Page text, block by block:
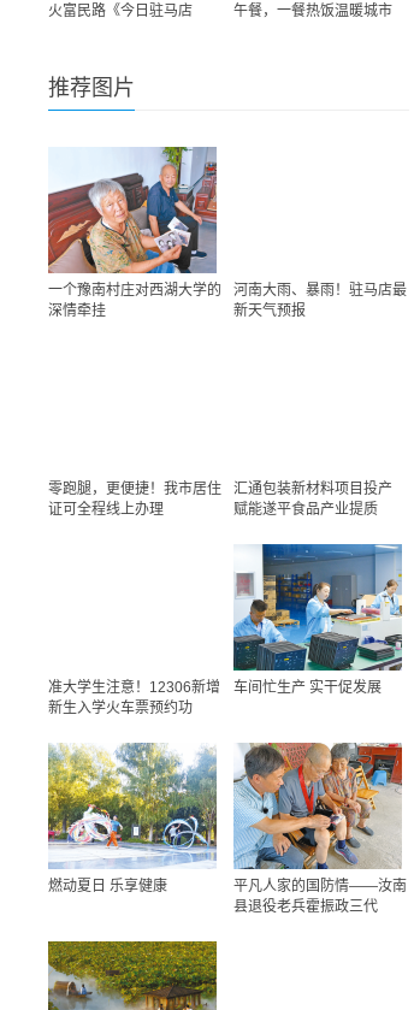
火富民路《今日驻马店
午餐，一餐热饭温暖城市
推荐图片
一个豫南村庄对西湖大学的
深情牵挂
河南大雨、暴雨！驻马店最
新天气预报
零跑腿，更便捷！我市居住
证可全程线上办理
汇通包装新材料项目投产
赋能遂平食品产业提质
准大学生注意！12306新增
新生入学火车票预约功
车间忙生产 实干促发展
燃动夏日 乐享健康
平凡人家的国防情——汝南
县退役老兵霍振政三代